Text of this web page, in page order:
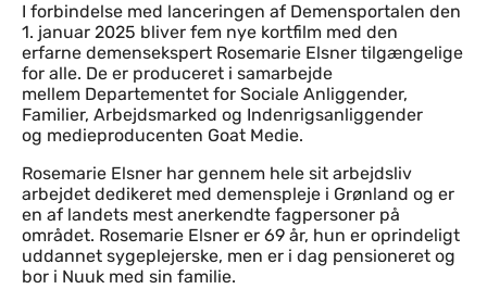
Indhold
I forbindelse med lanceringen af Demensportalen den
1. januar 2025 bliver fem nye kortfilm med den
erfarne demensekspert Rosemarie Elsner tilgængelige
for alle. De er produceret i samarbejde
mellem Departementet for Sociale Anliggender,
Familier, Arbejdsmarked og Indenrigsanliggender
og medieproducenten Goat Medie.
Rosemarie Elsner har gennem hele sit arbejdsliv
arbejdet dedikeret med demenspleje i Grønland og er
en af landets mest anerkendte fagpersoner på
området. Rosemarie Elsner er 69 år, hun er oprindeligt
uddannet sygeplejerske, men er i dag pensioneret og
bor i Nuuk med sin familie.